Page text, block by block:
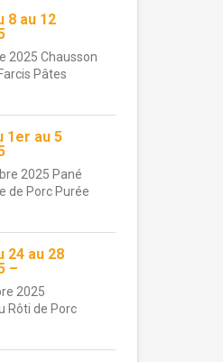
8 au 12
2025 Chausson
Pâtes
1er au 5
2025 Pané
de Porc Purée
24 au 28
–
2025
Rôti de Porc